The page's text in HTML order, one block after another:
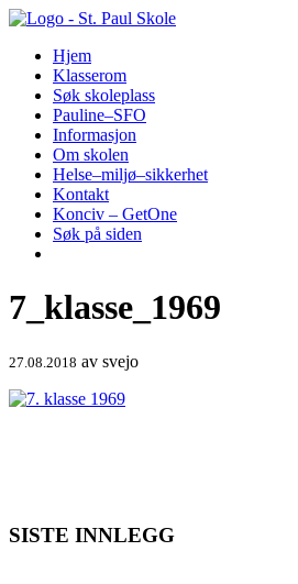
Hopp
innholdHjem
Klasserom
Søk skoleplass
Pauline–SFO
Informasjon
Om skolen
Helse–miljø–sikkerhet
Kontakt
Konciv – GetOne
Søk på siden
7_klasse_1969
27.08.2018 av svejo
SISTE INNLEGG